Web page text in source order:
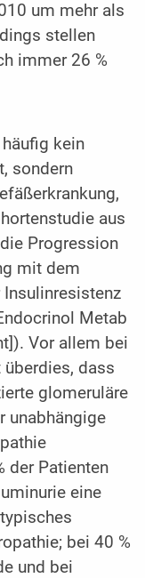
um mehr als
stellen
immer 26 %
kein
sondern
aus
Progression
mit dem
Metab
Vor allem bei
dass
glomeruläre
unabhängige
der Patienten
eine
bei 40 %
und bei